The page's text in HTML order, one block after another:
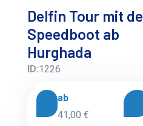
Delfin Tour mit
Speedboot ab
Hurghada
ID:1226
ab
41,00 €